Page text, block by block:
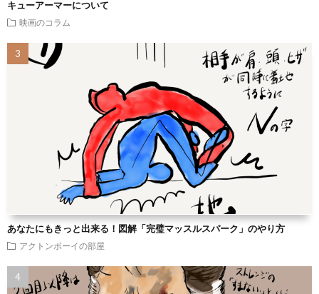
キューアーマーについて
映画のコラム
あなたにもきっと出来る！図解「完璧マッスルスパーク」のやり方
アクトンボーイの部屋